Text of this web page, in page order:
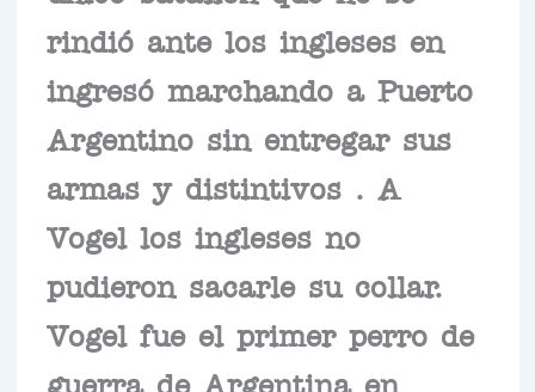
rindió ante los ingleses en
ingresó marchando a Puerto
Argentino sin entregar sus
armas y distintivos . A
Vogel los ingleses no
pudieron sacarle su collar.
Vogel fue el primer perro de
guerra de Argentina en